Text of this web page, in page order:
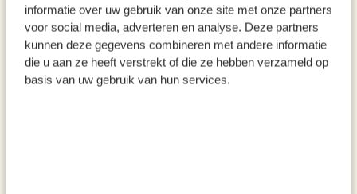
informatie over uw gebruik van onze site met onze partners
voor social media, adverteren en analyse. Deze partners
kunnen deze gegevens combineren met andere informatie
die u aan ze heeft verstrekt of die ze hebben verzameld op
basis van uw gebruik van hun services.
Kaarthouder, beukenhout,
Bloemenpers, hout, 29,7 x 21